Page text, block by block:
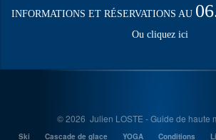
INFORMATIONS ET RÉSERVATIONS AU
Ou cliquez ici
© 2026 Julien LOSTE - Guide de haute
Ski Cascade de glace YOGA Conditions